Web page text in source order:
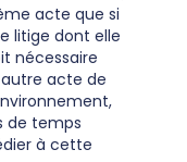
acte que si
litige dont elle
nécessaire
acte de
de temps
à cette